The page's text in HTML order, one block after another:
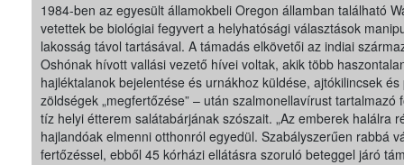
1984-ben az egyesült államokbeli Oregon államban található
vetettek be biológiai fegyvert a helyhatósági választások
lakosság távol tartásával. A támadás elkövetői az indiai
Oshónak hívott vallási vezető hívei voltak, akik több
hajléktalanok bejelentése és urnákhoz küldése, ajtókilincsek
zöldségek „megfertőzése” – után szalmonellavírust tartalmazó
tíz helyi étterem salátabárjának szószait. „Az emberek halálra
hajlandóak elmenni otthonról egyedül. Szabályszerűen rabbá
fertőzéssel, ebből 45 kórházi ellátásra szoruló beteggel járó